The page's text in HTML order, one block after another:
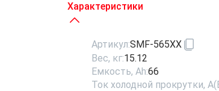
Характеристики
Артикул:SMF-565XX
Вес, кг:15.12
Емкость, Ah:66
Ток холодной прокрутки,